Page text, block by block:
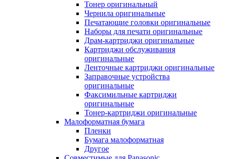
Тонер оригинальный
Чернила оригинальные
Печатающие головки оригинальные
Наборы для печати оригинальные
Драм-картриджи оригинальные
Картриджи обслуживания
оригинальные
Ленточные картриджи оригинальные
Заправочные устройства
оригинальные
Факсимильные картриджи
оригинальные
Тонер-картриджи оригинальные
Малоформатная бумага
Пленки
Бумага малоформатная
Другое